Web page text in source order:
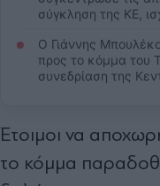
σύγκληση της ΚΕ,
Ο Γιάννης
προς το κόμμα του
συνεδρίαση της
Έτοιμοι να
το κόμμα